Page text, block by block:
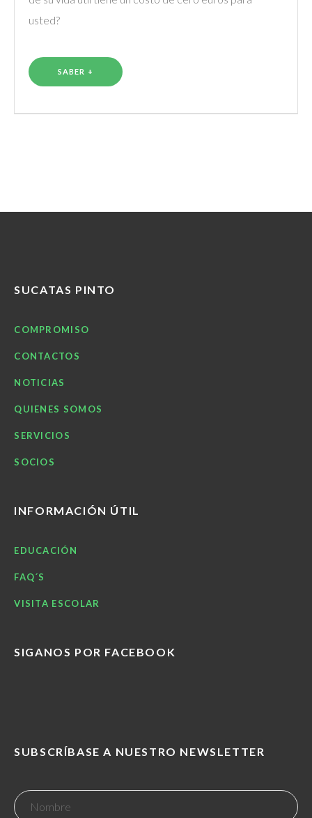
usted?
SABER +
SUCATAS PINTO
COMPROMISO
CONTACTOS
NOTICIAS
QUIENES SOMOS
SERVICIOS
SOCIOS
INFORMACIÓN ÚTIL
EDUCACIÓN
FAQ´S
VISITA ESCOLAR
SIGANOS POR FACEBOOK
SUBSCRÍBASE A NUESTRO NEWSLETTER